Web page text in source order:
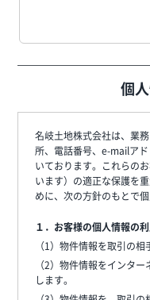
個
名岐土地株式会社は、業
所、電話番号、e-mailア
いております。これらの
います）の適正な保護を
めに、次の方針のもとで
１．お客様の個人情報の
（1）物件情報を取引の
（2）物件情報をインタ
します。